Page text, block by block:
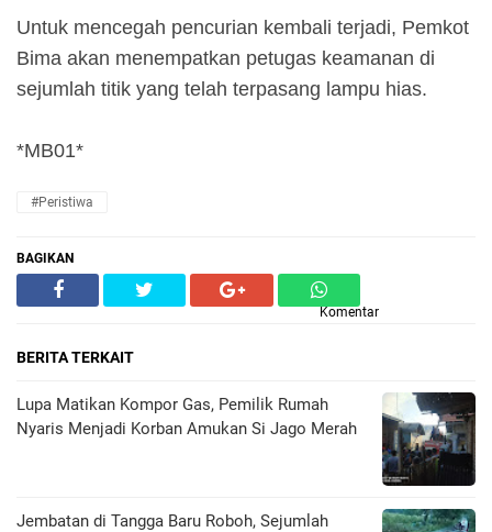
Untuk mencegah pencurian kembali terjadi, Pemkot
Bima akan menempatkan petugas keamanan di
sejumlah titik yang telah terpasang lampu hias.
*MB01*
#Peristiwa
BAGIKAN
Komentar
BERITA TERKAIT
Lupa Matikan Kompor Gas, Pemilik Rumah
Nyaris Menjadi Korban Amukan Si Jago Merah
Jembatan di Tangga Baru Roboh, Sejumlah